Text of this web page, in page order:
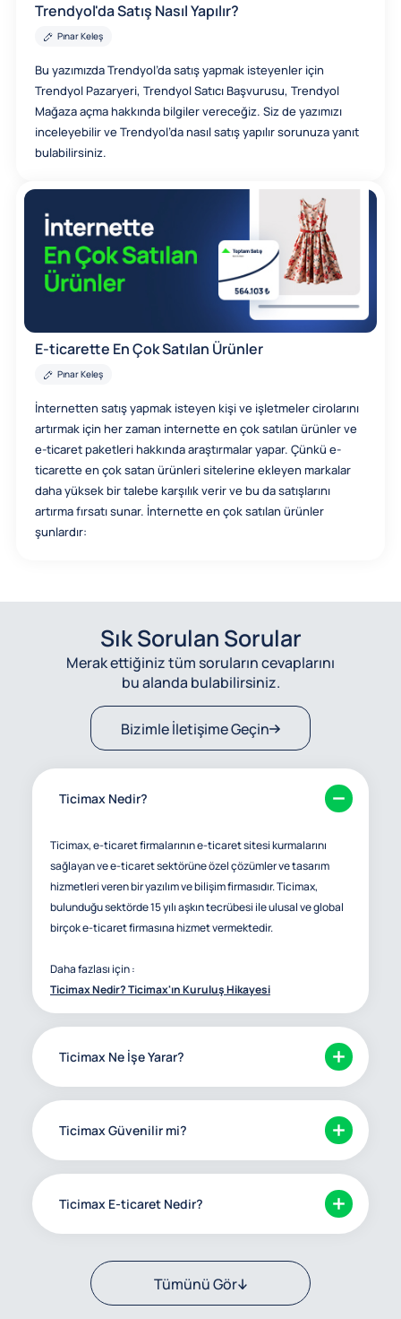
Trendyol'da Satış Nasıl Yapılır?
Pınar Keleş
Bu yazımızda Trendyol’da satış yapmak isteyenler için
Trendyol Pazaryeri, Trendyol Satıcı Başvurusu, Trendyol
Mağaza açma hakkında bilgiler vereceğiz. Siz de yazımızı
inceleyebilir ve Trendyol’da nasıl satış yapılır sorunuza yanıt
bulabilirsiniz.
E-ticarette En Çok Satılan Ürünler
Pınar Keleş
İnternetten satış yapmak isteyen kişi ve işletmeler cirolarını
artırmak için her zaman internette en çok satılan ürünler ve
e-ticaret paketleri hakkında araştırmalar yapar. Çünkü e-
ticarette en çok satan ürünleri sitelerine ekleyen markalar
daha yüksek bir talebe karşılık verir ve bu da satışlarını
artırma fırsatı sunar. İnternette en çok satılan ürünler
şunlardır:
Sık Sorulan Sorular
Merak ettiğiniz tüm soruların cevaplarını
bu alanda bulabilirsiniz.
Bizimle İletişime Geçin
Ticimax Nedir?
Ticimax, e-ticaret firmalarının e-ticaret sitesi kurmalarını
sağlayan ve e-ticaret sektörüne özel çözümler ve tasarım
hizmetleri veren bir yazılım ve bilişim firmasıdır. Ticimax,
bulunduğu sektörde 15 yılı aşkın tecrübesi ile ulusal ve global
birçok e-ticaret firmasına hizmet vermektedir.
Daha fazlası için :
Ticimax Nedir? Ticimax'ın Kuruluş Hikayesi
Ticimax Ne İşe Yarar?
Ticimax Güvenilir mi?
Ticimax E-ticaret Nedir?
Tümünü Gör